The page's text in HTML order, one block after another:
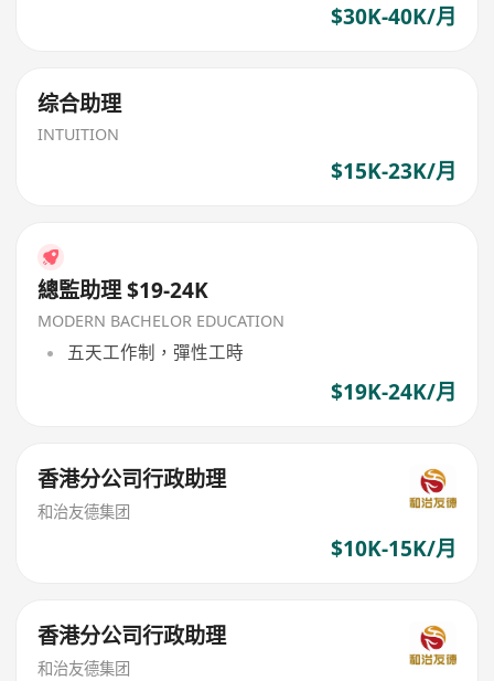
$30K-40K/月
综合助理
INTUITION
$15K-23K/月
總監助理 $19-24K
MODERN BACHELOR EDUCATION
五天工作制，彈性工時
$19K-24K/月
香港分公司行政助理
和治友德集团
$10K-15K/月
香港分公司行政助理
和治友德集团